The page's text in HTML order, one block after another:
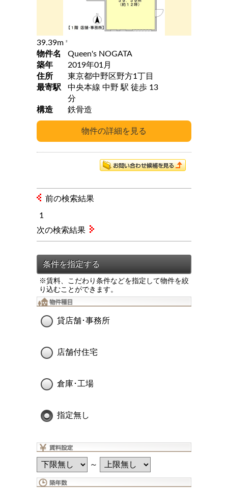
39.39m 2
物件名
Queen's NOGATA
築年
2019年01月
住所
東京都中野区野方1丁目
最寄駅
中央本線 中野 駅 徒歩 13
分
構造
鉄骨造
前の検索結果
1
※賃料、こだわり条件などを指定して物件を絞
り込むことができます。
貸店舗･事務所
店舗付住宅
倉庫･工場
指定無し
～